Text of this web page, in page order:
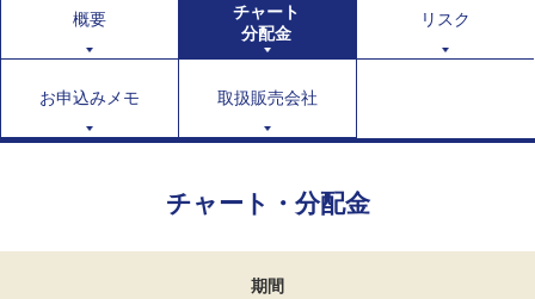
概要
チャート
分配金
リスク
お申込みメモ 取扱販売会社
チャート・分配金
期間